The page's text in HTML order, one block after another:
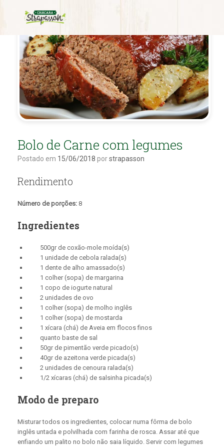
Bolo de Carne com legumes
Postado em 15/06/2018 porstrapasson
Rendimento
Número de porções: 8
Ingredientes
500gr de coxão-mole moída(s)
1 unidade de cebola ralada(s)
1 dente de alho amassado(s)
1 colher (sopa) de margarina
1 copo de iogurte natural
2 unidades de ovo
1 colher (sopa) de molho inglês
1 colher (sopa) de mostarda
1 xícara (chá) de Aveia em flocos finos
quanto baste de sal
50gr de pimentão verde picado(s)
40gr de azeitona verde picada(s)
2 unidades de cenoura ralada(s)
1/2 xícaras (chá) de salsinha picada(s)
Modo de preparo
Misturar todos os ingredientes, colocar numa fôrma de bolo
inglês untada e polvilhada com farinha de rosca. Assar até que
enfiando um palito no bolo não saia líquido. Servir com legumes